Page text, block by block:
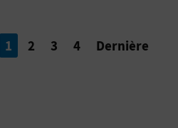
1 2 3 4 Dernière